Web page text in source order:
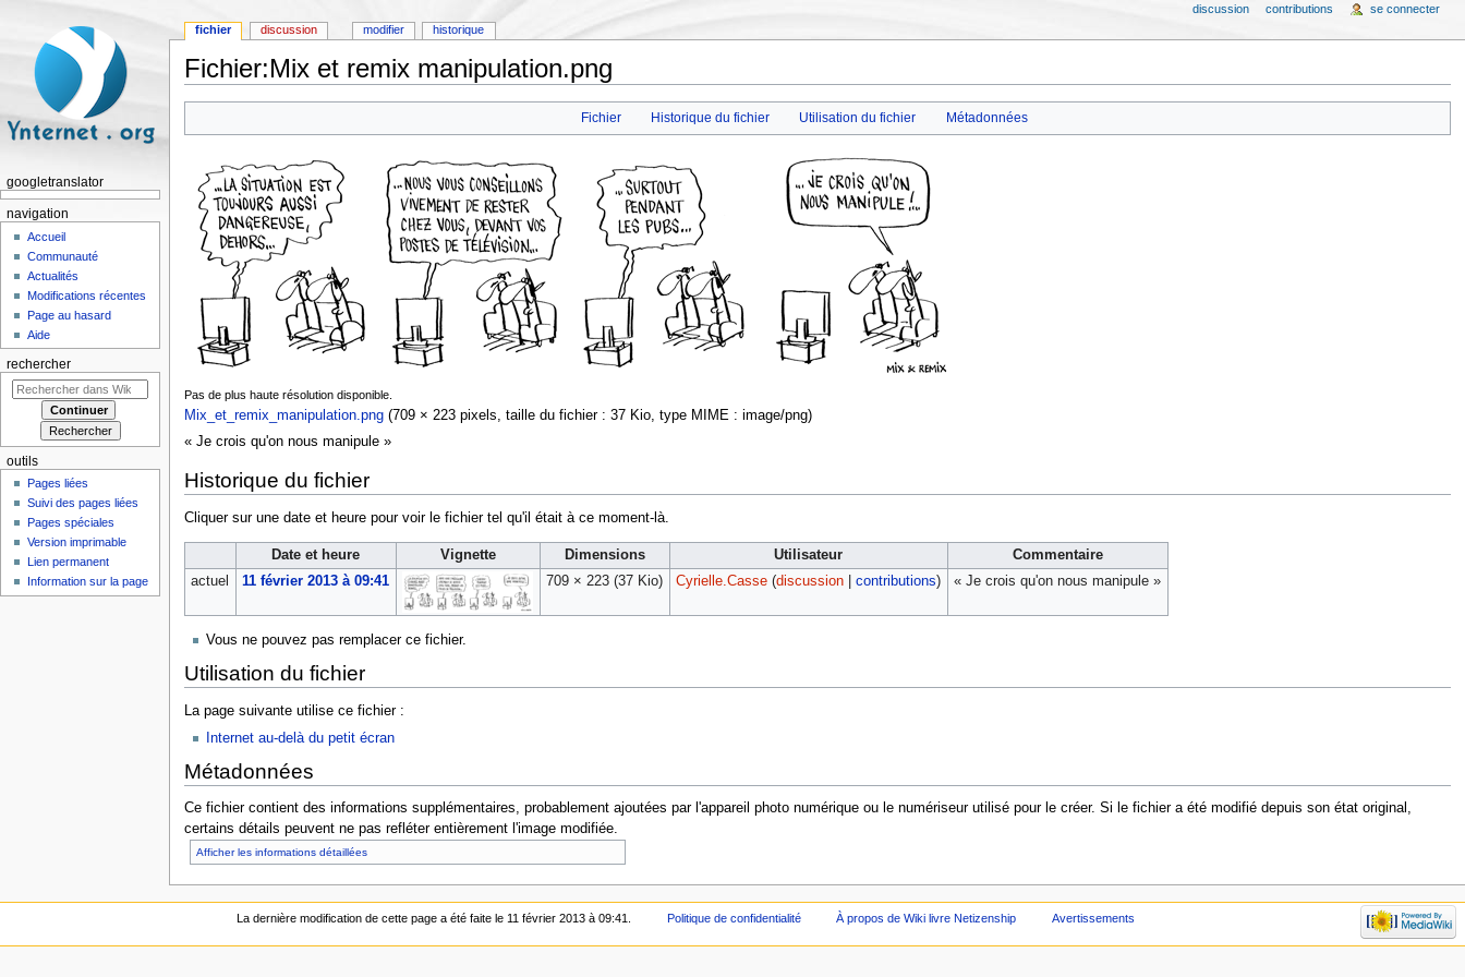
Fichier:Mix et remix manipulation.png
Fichier
Historique du fichier Utilisation du fichier Métadonnées
Pas de plus haute résolution disponible.
Mix_et_remix_manipulation.png‎ (709 × 223 pixels, taille du fichier : 37 Kio, type MIME : image/png)
« Je crois qu'on nous manipule »
Historique du fichier
Cliquer sur une date et heure pour voir le fichier tel qu'il était à ce moment-là.
Date et heure Vignette Dimensions Utilisateur
Commentaire
actuel
11 février 2013 à 09:41 709 × 223 (37 Kio) Cyrielle.Casse (discussion| contributions) « Je crois qu'on nous manipule »
Vous ne pouvez pas remplacer ce fichier.
Utilisation du fichier
La page suivante utilise ce fichier :
Internet au-delà du petit écran
Métadonnées
Ce fichier contient des informations supplémentaires, probablement ajoutées par l'appareil photo numérique ou le numériseur utilisé pour le créer. Si le fichier a été modifié depuis son état original,
certains détails peuvent ne pas refléter entièrement l'image modifiée.
Afficher les informations détaillées
fichier discussion modifier historique
discussion contributions se connecter
googletranslator
navigation
Accueil
Communauté
Actualités
Modifications récentes
Page au hasard
Aide
rechercher
outils
Pages liées
Suivi des pages liées
Pages spéciales
Version imprimable
Lien permanent
Information sur la page
La dernière modification de cette page a été faite le 11 février 2013 à 09:41. Politique de confidentialité À propos de Wiki livre Netizenship Avertissements